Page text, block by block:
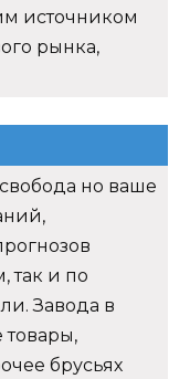
источником
рынка,
но ваше
так и по
Завода в
товары,
брусьях